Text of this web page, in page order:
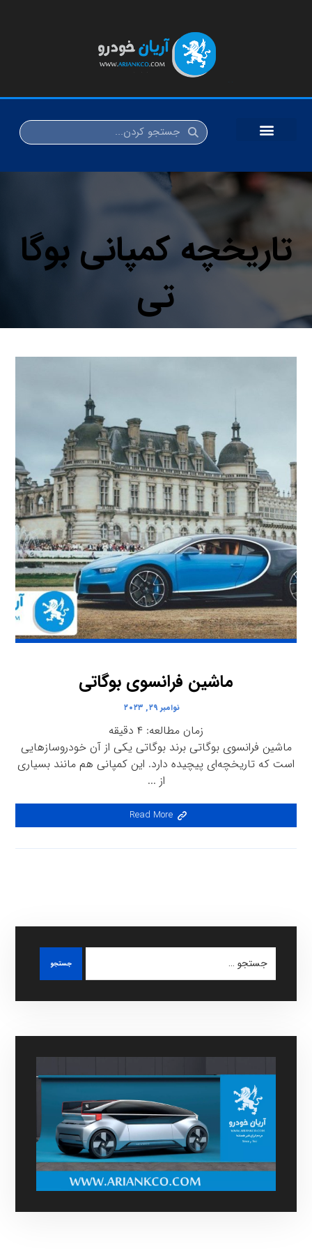
تاریخچه کمپانی بوگا
تی
ماشین فرانسوی بوگاتی
نوامبر ۲۹, ۲۰۲۳
زمان مطالعه: ۴ دقیقه
ماشین فرانسوی بوگاتی برند بوگاتی یکی از آن خودروسازهایی
است که تاریخچه‌ای پیچیده دارد. این کمپانی هم مانند بسیاری
از ...
Read More
جستجو